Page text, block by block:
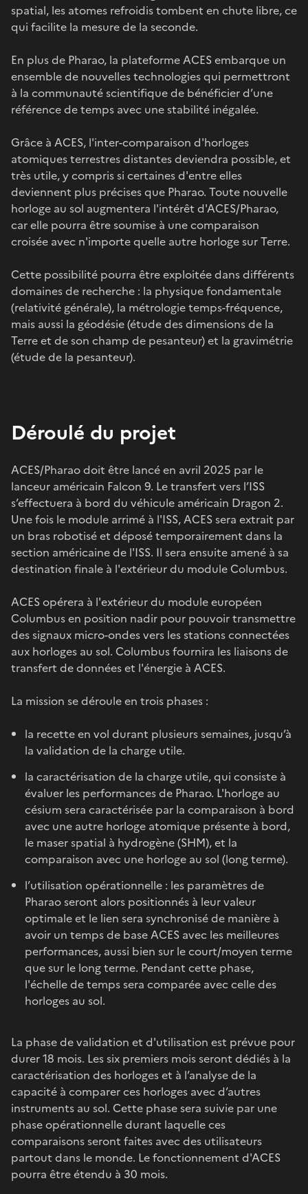
spatial, les atomes refroidis tombent en chute libre, ce
qui facilite la mesure de la seconde.
En plus de Pharao, la plateforme ACES embarque un
ensemble de nouvelles technologies qui permettront
à la communauté scientifique de bénéficier d’une
référence de temps avec une stabilité inégalée.
Grâce à ACES, l'inter-comparaison d'horloges
atomiques terrestres distantes deviendra possible, et
très utile, y compris si certaines d'entre elles
deviennent plus précises que Pharao. Toute nouvelle
horloge au sol augmentera l'intérêt d'ACES/Pharao,
car elle pourra être soumise à une comparaison
croisée avec n'importe quelle autre horloge sur Terre.
Cette possibilité pourra être exploitée dans différents
domaines de recherche : la physique fondamentale
(relativité générale), la métrologie temps-fréquence,
mais aussi la géodésie (étude des dimensions de la
Terre et de son champ de pesanteur) et la gravimétrie
(étude de la pesanteur).
Déroulé du projet
ACES/Pharao doit être lancé en avril 2025 par le
lanceur américain Falcon 9. Le transfert vers l’ISS
s’effectuera à bord du véhicule américain Dragon 2.
Une fois le module arrimé à l'ISS, ACES sera extrait par
un bras robotisé et déposé temporairement dans la
section américaine de l'ISS. Il sera ensuite amené à sa
destination finale à l'extérieur du module Columbus.
ACES opérera à l'extérieur du module européen
Columbus en position nadir pour pouvoir transmettre
des signaux micro-ondes vers les stations connectées
aux horloges au sol. Columbus fournira les liaisons de
transfert de données et l'énergie à ACES.
La mission se déroule en trois phases :
la recette en vol durant plusieurs semaines, jusqu’à
la validation de la charge utile.
la caractérisation de la charge utile, qui consiste à
évaluer les performances de Pharao. L'horloge au
césium sera caractérisée par la comparaison à bord
avec une autre horloge atomique présente à bord,
le maser spatial à hydrogène (SHM), et la
comparaison avec une horloge au sol (long terme).
l’utilisation opérationnelle : les paramètres de
Pharao seront alors positionnés à leur valeur
optimale et le lien sera synchronisé de manière à
avoir un temps de base ACES avec les meilleures
performances, aussi bien sur le court/moyen terme
que sur le long terme. Pendant cette phase,
l'échelle de temps sera comparée avec celle des
horloges au sol.
La phase de validation et d'utilisation est prévue pour
durer 18 mois. Les six premiers mois seront dédiés à la
caractérisation des horloges et à l’analyse de la
capacité à comparer ces horloges avec d’autres
instruments au sol. Cette phase sera suivie par une
phase opérationnelle durant laquelle ces
comparaisons seront faites avec des utilisateurs
partout dans le monde. Le fonctionnement d'ACES
pourra être étendu à 30 mois.